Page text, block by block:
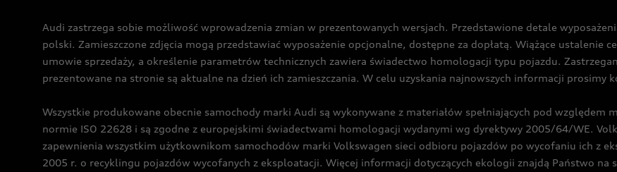
Audi zastrzega sobie możliwość wprowadzenia zmian w prezentowanych wersjach. Przedstawione detale
polski. Zamieszczone zdjęcia mogą przedstawiać wyposażenie opcjonalne, dostępne za dopłatą. Wiążące ustalenie
umowie sprzedaży, a określenie parametrów technicznych zawiera świadectwo homologacji typu pojazdu.
prezentowane na stronie są aktualne na dzień ich zamieszczania. W celu uzyskania najnowszych informacji prosimy
Wszystkie produkowane obecnie samochody marki Audi są wykonywane z materiałów spełniających pod
normie ISO 22628 i są zgodne z europejskimi świadectwami homologacji wydanymi wg dyrektywy 2005/64/WE.
zapewnienia wszystkim użytkownikom samochodów marki Volkswagen sieci odbioru pojazdów po wycofaniu ich z
2005 r. o recyklingu pojazdów wycofanych z eksploatacji. Więcej informacji dotyczących ekologii znajdą Państwo na